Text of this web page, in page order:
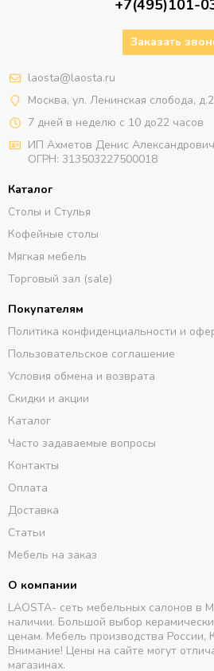
+7(495)101-
Заказать
laosta@laosta.ru
Москва, ул. Ленинская слобода,
7 дней в неделю с 10 до22 часов
ИП Ахметов Денис Александрович
ОГРН: 313503227500018
Каталог
Столы и Стулья
Кофейные столы
Мягкая мебель
Торговый зал (sale)
Покупателям
Политика конфиденциальности и
Пользовательское соглашение
Условия обмена и возврата
Скидки и акции
Каталог
Часто задаваемые вопросы
Контакты
Оплата
Доставка
Статьи
Мебель на заказ
О компании
LAOSTA- сеть мебельных салонов в
наличии. Большой выбор
ценам. Мебель производства России,
Внимание! Цены на сайте могут
магазинах.